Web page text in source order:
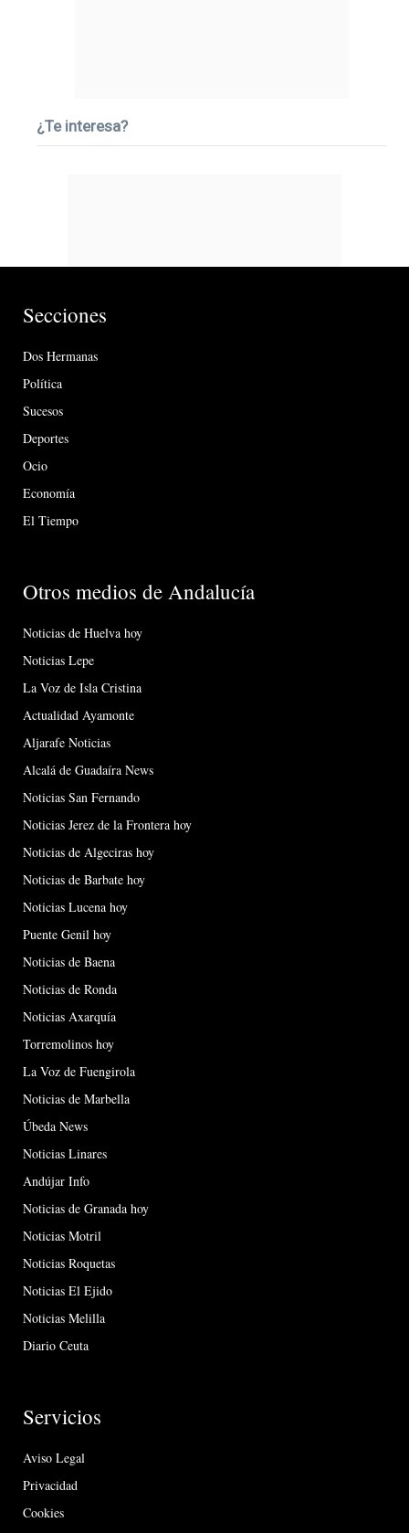
¿Te interesa?
Secciones
Dos Hermanas
Política
Sucesos
Deportes
Ocio
Economía
El Tiempo
Otros medios de Andalucía
Noticias de Huelva hoy
Noticias Lepe
La Voz de Isla Cristina
Actualidad Ayamonte
Aljarafe Noticias
Alcalá de Guadaíra News
Noticias San Fernando
Noticias Jerez de la Frontera hoy
Noticias de Algeciras hoy
Noticias de Barbate hoy
Noticias Lucena hoy
Puente Genil hoy
Noticias de Baena
Noticias de Ronda
Noticias Axarquía
Torremolinos hoy
La Voz de Fuengirola
Noticias de Marbella
Úbeda News
Noticias Linares
Andújar Info
Noticias de Granada hoy
Noticias Motril
Noticias Roquetas
Noticias El Ejido
Noticias Melilla
Diario Ceuta
Servicios
Aviso Legal
Privacidad
Cookies